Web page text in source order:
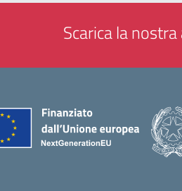
Scarica la